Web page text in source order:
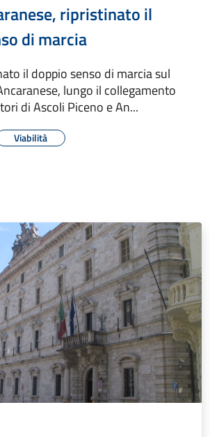
ripristinato il
di marcia
il doppio senso di marcia sul
lungo il collegamento
di Ascoli Piceno e An...
Viabilità